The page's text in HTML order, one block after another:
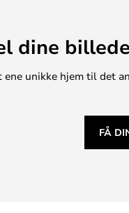
dine
unikke hjem til det
FÅ